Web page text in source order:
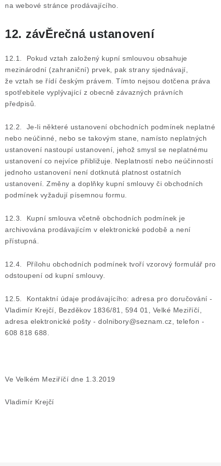
na webové stránce prodávajícího.
12. závĚrečná ustanovení
12.1. Pokud vztah založený kupní smlouvou obsahuje
mezinárodní (zahraniční) prvek, pak strany sjednávají,
že vztah se řídí českým právem. Tímto nejsou dotčena práva
spotřebitele vyplývající z obecně závazných právních
předpisů.
12.2. Je-li některé ustanovení obchodních podmínek neplatné
nebo neúčinné, nebo se takovým stane, namísto neplatných
ustanovení nastoupí ustanovení, jehož smysl se neplatnému
ustanovení co nejvíce přibližuje. Neplatností nebo neúčinností
jednoho ustanovení není dotknutá platnost ostatních
ustanovení. Změny a doplňky kupní smlouvy či obchodních
podmínek vyžadují písemnou formu.
12.3. Kupní smlouva včetně obchodních podmínek je
archivována prodávajícím v elektronické podobě a není
přístupná.
12.4. Přílohu obchodních podmínek tvoří vzorový formulář pro
odstoupení od kupní smlouvy.
12.5. Kontaktní údaje prodávajícího: adresa pro doručování -
Vladimír Krejčí, Bezděkov 1836/81, 594 01, Velké Meziříčí,
adresa elektronické pošty - dolnibory@seznam.cz, telefon -
608 818 688.
Ve Velkém Meziříčí dne 1.3.2019
Vladimír Krejčí